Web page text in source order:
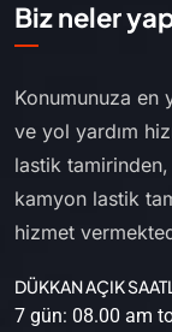
Biz neler
Konumunuza en
ve yol yardım
lastik
kamyon lastik
hizmet
DÜKKAN AÇIK
7 gün: 08.00 am